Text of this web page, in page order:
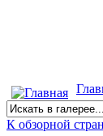
К обзорной